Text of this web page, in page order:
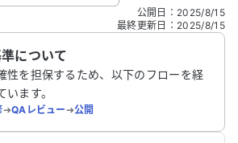
のフォームです。氏名やご自身の病気の詳細な
送信する
公開日 ： 2025/8/15
最終更新日 ： 2025/8/15
について
性を担保するため、以下のフローを経
ます。
➔QAレビュー➔公開